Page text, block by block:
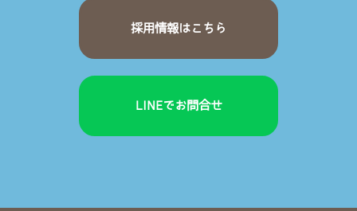
採用情報はこちら
LINEでお問合せ